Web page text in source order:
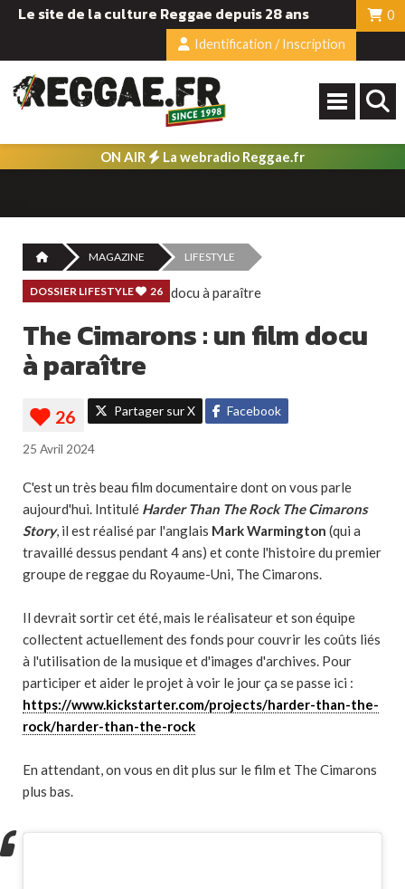
Le site de la culture Reggae depuis 28 ans
0
Identification / Inscription
ON AIR La webradio Reggae.fr
MAGAZINE LIFESTYLE
DOSSIER LIFESTYLE 26
The Cimarons : un film docu
à paraître
Partager sur X Facebook
25 Avril 2024
C'est un très beau film documentaire dont on vous parle
aujourd'hui. Intitulé Harder Than The Rock The Cimarons
Story, il est réalisé par l'anglais Mark Warmington (qui a
travaillé dessus pendant 4 ans) et conte l'histoire du premier
groupe de reggae du Royaume-Uni, The Cimarons.
Il devrait sortir cet été, mais le réalisateur et son équipe
collectent actuellement des fonds pour couvrir les coûts liés
à l'utilisation de la musique et d'images d'archives. Pour
participer et aider le projet à voir le jour ça se passe ici :
https://www.kickstarter.com/projects/harder-than-the-
rock/harder-than-the-rock
En attendant, on vous en dit plus sur le film et The Cimarons
plus bas.